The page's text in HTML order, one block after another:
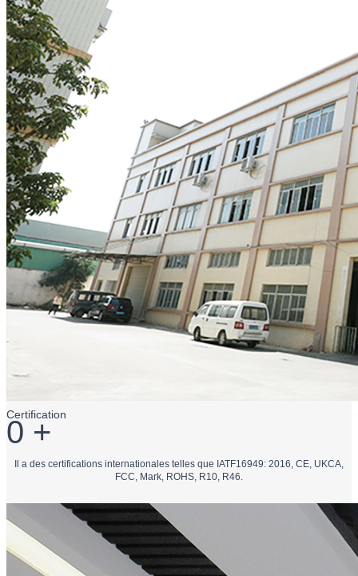
Certification
0 +
Il a des certifications internationales telles que IATF16949: 2016, CE, UKCA,
FCC, Mark, ROHS, R10, R46.